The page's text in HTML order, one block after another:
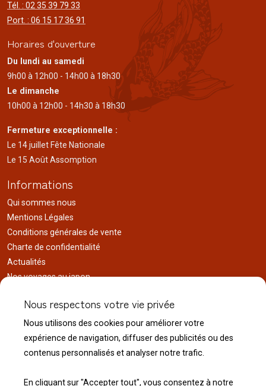
Tél. : 02 35 39 79 33
Port. : 06 15 17 36 91
Horaires d'ouverture
Du lundi au samedi
9h00 à 12h00 - 14h00 à 18h30
Le dimanche
10h00 à 12h00 - 14h30 à 18h30
Fermeture exceptionnelle :
Le 14 juillet Fête Nationale
Le 15 Août Assomption
Informations
Qui sommes nous
Mentions Légales
Conditions générales de vente
Charte de confidentialité
Actualités
Nos voyages au japon
Liens utiles
Service client
Nous contacter
Modalité de retour
Nous respectons votre vie privée
Nous utilisons des cookies pour améliorer votre
expérience de navigation, diffuser des publicités ou des
contenus personnalisés et analyser notre trafic.
En cliquant sur "Accepter tout", vous consentez à notre